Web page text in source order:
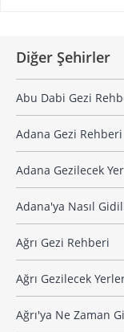
Diğer Şehirler
Abu Dabi Gezi
Adana Gezi Rehberi
Adana Gezilecek
Adana'ya Nasıl
Ağrı Gezi Rehberi
Ağrı Gezilecek
Ağrı'ya Ne Zaman